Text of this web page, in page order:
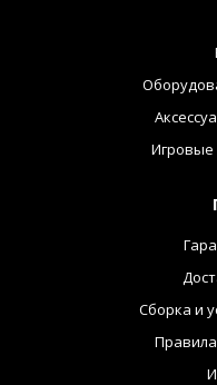
Игровые
Сборка и